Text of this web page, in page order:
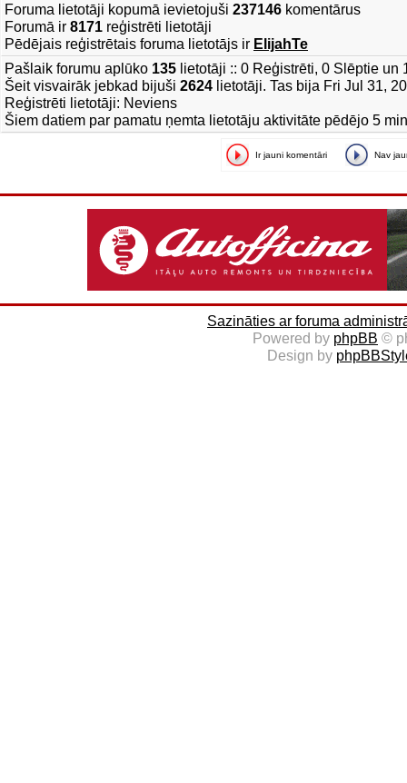
Foruma lietotāji kopumā ievietojuši 237146 komentārus
Forumā ir 8171 reģistrēti lietotāji
Pēdējais reģistrētais foruma lietotājs ir ElijahTe
Pašlaik forumu aplūko 135 lietotāji :: 0 Reģistrēti, 0 Slēptie
Šeit visvairāk jebkad bijuši 2624 lietotāji. Tas bija Fri Jul 31,
Reģistrēti lietotāji: Neviens
Šiem datiem par pamatu ņemta lietotāju aktivitāte pēdējo 5
Ir jauni komentāri Nav
Sazināties ar foruma
Powered by phpBB ©
Design by